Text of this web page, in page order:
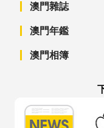
澳門雜誌
澳門年鑑
澳門相簿